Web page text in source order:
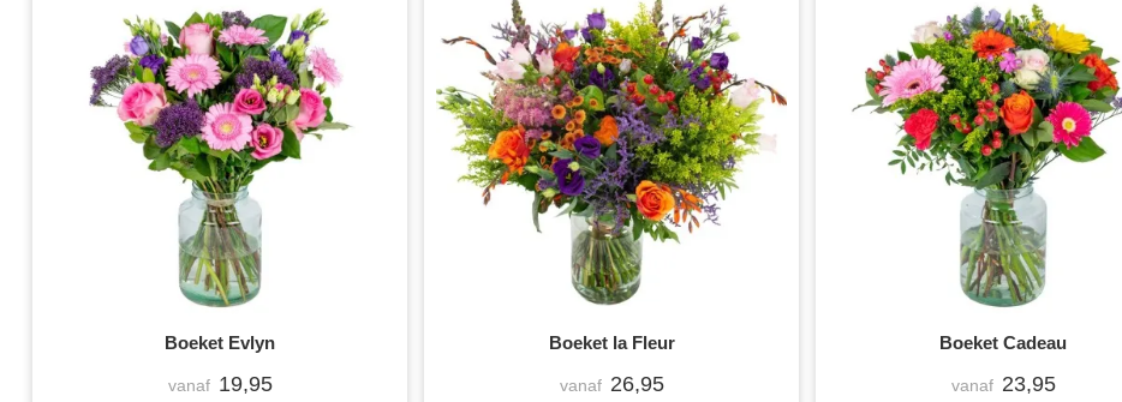
Boeket Evlyn
vanaf 19,95
Boeket la Fleur
vanaf 26,95
Boeket Cadeau
vanaf 23,95